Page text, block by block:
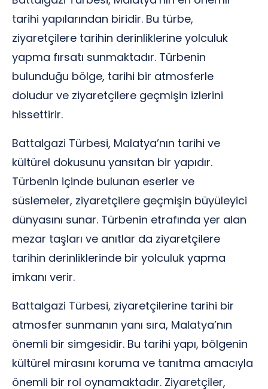
tarihi yapılarından biridir. Bu türbe,
ziyaretçilere tarihin derinliklerine yolculuk
yapma fırsatı sunmaktadır. Türbenin
bulunduğu bölge, tarihi bir atmosferle
doludur ve ziyaretçilere geçmişin izlerini
hissettirir.
Battalgazi Türbesi, Malatya’nın tarihi ve
kültürel dokusunu yansıtan bir yapıdır.
Türbenin içinde bulunan eserler ve
süslemeler, ziyaretçilere geçmişin büyüleyici
dünyasını sunar. Türbenin etrafında yer alan
mezar taşları ve anıtlar da ziyaretçilere
tarihin derinliklerinde bir yolculuk yapma
imkanı verir.
Battalgazi Türbesi, ziyaretçilerine tarihi bir
atmosfer sunmanın yanı sıra, Malatya’nın
önemli bir simgesidir. Bu tarihi yapı, bölgenin
kültürel mirasını koruma ve tanıtma amacıyla
önemli bir rol oynamaktadır. Ziyaretçiler,